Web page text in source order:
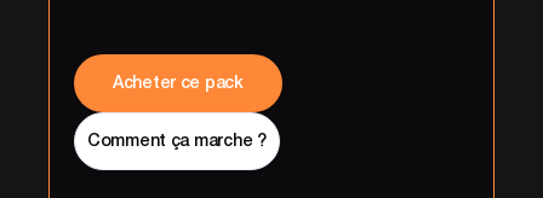
Acheter ce pack
Comment ça marche ?